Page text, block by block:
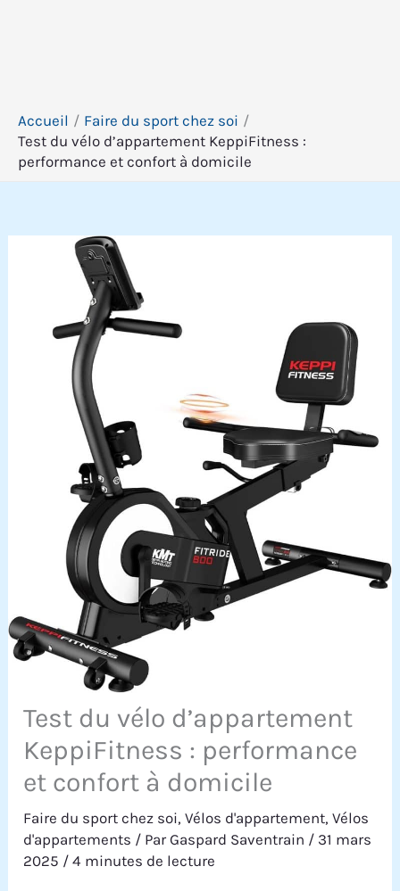
Accueil
Faire du sport chez soi
Test du vélo d’appartement KeppiFitness :
performance et confort à domicile
Test du vélo d’appartement
KeppiFitness : performance
et confort à domicile
Faire du sport chez soi,Vélos d'appartement,Vélos
d'appartements / ParGaspard Saventrain / 31 mars
2025 /4 minutes de lecture